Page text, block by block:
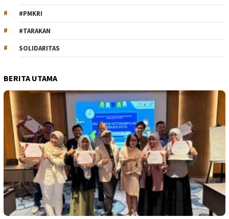
#PMKRI
#TARAKAN
SOLIDARITAS
BERITA UTAMA